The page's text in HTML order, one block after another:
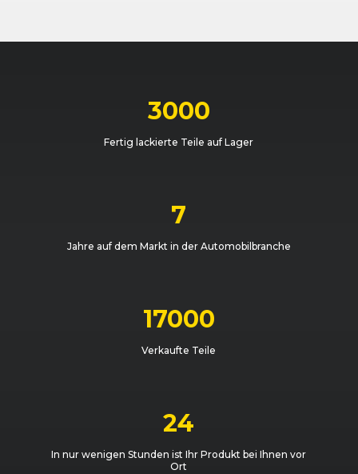
3000
Fertig lackierte Teile auf Lager
7
Jahre auf dem Markt in der Automobilbranche
17000
Verkaufte Teile
24
In nur wenigen Stunden ist Ihr Produkt bei Ihnen vor
Ort